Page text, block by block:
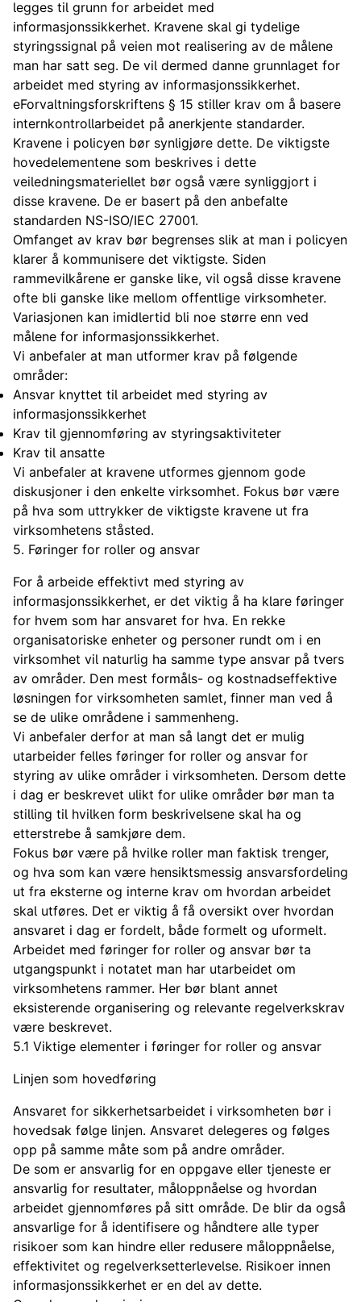
legges til grunn for arbeidet med
informasjonssikkerhet. Kravene skal gi tydelige
styringssignal på veien mot realisering av de målene
man har satt seg. De vil dermed danne grunnlaget for
arbeidet med styring av informasjonssikkerhet.
eForvaltningsforskriftens § 15 stiller krav om å basere
internkontrollarbeidet på anerkjente standarder.
Kravene i policyen bør synligjøre dette. De viktigste
hovedelementene som beskrives i dette
veiledningsmateriellet bør også være synliggjort i
disse kravene. De er basert på den anbefalte
standarden NS-ISO/IEC 27001.
Omfanget av krav bør begrenses slik at man i policyen
klarer å kommunisere det viktigste. Siden
rammevilkårene er ganske like, vil også disse kravene
ofte bli ganske like mellom offentlige virksomheter.
Variasjonen kan imidlertid bli noe større enn ved
målene for informasjonssikkerhet.
Vi anbefaler at man utformer krav på følgende
områder:
Ansvar knyttet til arbeidet med styring av
informasjonssikkerhet
Krav til gjennomføring av styringsaktiviteter
Krav til ansatte
Vi anbefaler at kravene utformes gjennom gode
diskusjoner i den enkelte virksomhet. Fokus bør være
på hva som uttrykker de viktigste kravene ut fra
virksomhetens ståsted.
5. Føringer for roller og ansvar
For å arbeide effektivt med styring av
informasjonssikkerhet, er det viktig å ha klare føringer
for hvem som har ansvaret for hva. En rekke
organisatoriske enheter og personer rundt om i en
virksomhet vil naturlig ha samme type ansvar på tvers
av områder. Den mest formåls- og kostnadseffektive
løsningen for virksomheten samlet, finner man ved å
se de ulike områdene i sammenheng.
Vi anbefaler derfor at man så langt det er mulig
utarbeider felles føringer for roller og ansvar for
styring av ulike områder i virksomheten. Dersom dette
i dag er beskrevet ulikt for ulike områder bør man ta
stilling til hvilken form beskrivelsene skal ha og
etterstrebe å samkjøre dem.
Fokus bør være på hvilke roller man faktisk trenger,
og hva som kan være hensiktsmessig ansvarsfordeling
ut fra eksterne og interne krav om hvordan arbeidet
skal utføres. Det er viktig å få oversikt over hvordan
ansvaret i dag er fordelt, både formelt og uformelt.
Arbeidet med føringer for roller og ansvar bør ta
utgangspunkt i notatet man har utarbeidet om
virksomhetens rammer. Her bør blant annet
eksisterende organisering og relevante regelverkskrav
være beskrevet.
5.1 Viktige elementer i føringer for roller og ansvar
Linjen som hovedføring
Ansvaret for sikkerhetsarbeidet i virksomheten bør i
hovedsak følge linjen. Ansvaret delegeres og følges
opp på samme måte som på andre områder.
De som er ansvarlig for en oppgave eller tjeneste er
ansvarlig for resultater, måloppnåelse og hvordan
arbeidet gjennomføres på sitt område. De blir da også
ansvarlige for å identifisere og håndtere alle typer
risikoer som kan hindre eller redusere måloppnåelse,
effektivitet og regelverksetterlevelse. Risikoer innen
informasjonssikkerhet er en del av dette.